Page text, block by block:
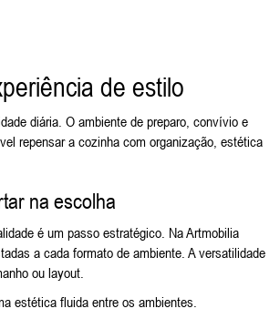
de estilo
diária. O ambiente de preparo, convívio e
repensar a cozinha com organização, estética
na escolha
é um passo estratégico. Na Artmobilia
a cada formato de ambiente. A versatilidade
ou layout.
estética fluida entre os ambientes.